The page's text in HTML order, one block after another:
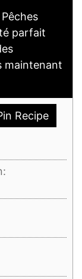
parfait
maintenant
Recipe